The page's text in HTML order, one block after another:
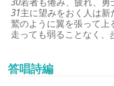
31主に望みをおく人は新
鷲のように翼を張って上
走っても弱ることなく、
答唱詩編